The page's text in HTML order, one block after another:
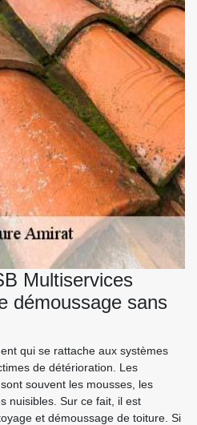
Multiservices
démoussage sans
qui se rattache aux systèmes
de détérioration. Les
souvent les mousses, les
nuisibles. Sur ce fait, il est
et démoussage de toiture. Si